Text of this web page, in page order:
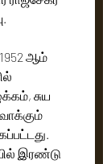
ஆம்
சுய
இரண்டு